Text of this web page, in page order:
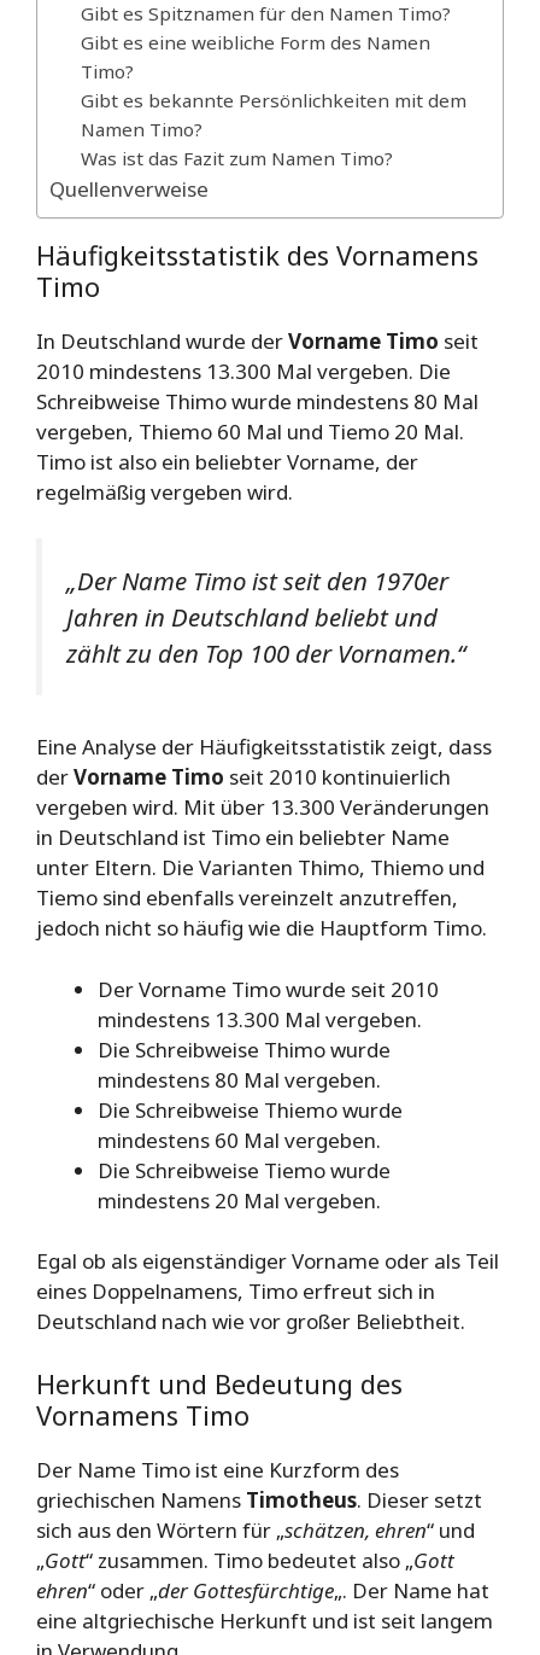
Gibt es Spitznamen für den Namen Timo?
Gibt es eine weibliche Form des Namen
Timo?
Gibt es bekannte Persönlichkeiten mit dem
Namen Timo?
Was ist das Fazit zum Namen Timo?
Quellenverweise
Häufigkeitsstatistik des Vornamens
Timo
In Deutschland wurde derVorname Timo seit
2010 mindestens 13.300 Mal vergeben. Die
Schreibweise Thimo wurde mindestens 80 Mal
vergeben, Thiemo 60 Mal und Tiemo 20 Mal.
Timo ist also ein beliebter Vorname, der
regelmäßig vergeben wird.
„Der Name Timo ist seit den 1970er
Jahren in Deutschland beliebt und
zählt zu den Top 100 der Vornamen.“
Eine Analyse der Häufigkeitsstatistik zeigt, dass
derVorname Timo seit 2010 kontinuierlich
vergeben wird. Mit über 13.300 Veränderungen
in Deutschland ist Timo ein beliebter Name
unter Eltern. Die Varianten Thimo, Thiemo und
Tiemo sind ebenfalls vereinzelt anzutreffen,
jedoch nicht so häufig wie die Hauptform Timo.
Der Vorname Timo wurde seit 2010
mindestens 13.300 Mal vergeben.
Die Schreibweise Thimo wurde
mindestens 80 Mal vergeben.
Die Schreibweise Thiemo wurde
mindestens 60 Mal vergeben.
Die Schreibweise Tiemo wurde
mindestens 20 Mal vergeben.
Egal ob als eigenständiger Vorname oder als Teil
eines Doppelnamens, Timo erfreut sich in
Deutschland nach wie vor großer Beliebtheit.
Herkunft und Bedeutung des
Vornamens Timo
Der Name Timo ist eine Kurzform des
griechischen Namens Timotheus. Dieser setzt
sich aus den Wörtern für „schätzen, ehren“ und
„Gott“ zusammen. Timo bedeutet also „Gott
ehren“ oder „der Gottesfürchtige„. Der Name hat
eine altgriechische Herkunft und ist seit langem